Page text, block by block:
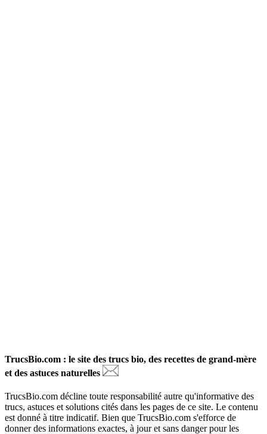
TrucsBio.com : le site des trucs bio, des recettes de grand-mère
et des astuces naturelles
TrucsBio.com décline toute responsabilité autre qu'informative des
trucs, astuces et solutions cités dans les pages de ce site. Le contenu
est donné à titre indicatif. Bien que TrucsBio.com s'efforce de
donner des informations exactes, à jour et sans danger pour les